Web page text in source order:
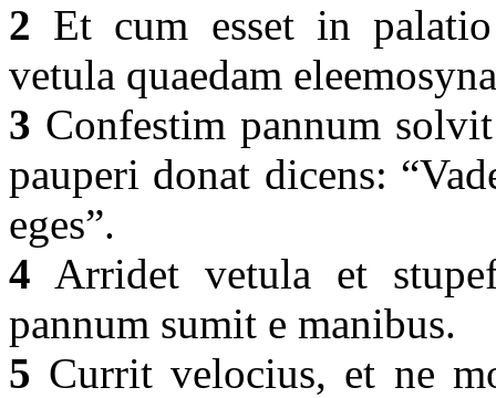
2 Et cum esset in
vetula quaedam
3 Confestim pannum
pauperi donat dicens:
eges”.
4 Arridet vetula et
pannum sumit e manibus.
5 Currit velocius, et ne